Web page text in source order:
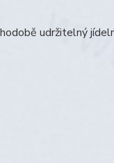
udržitelný